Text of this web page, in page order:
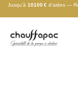
Jusqu’à 10100 € d’aides —